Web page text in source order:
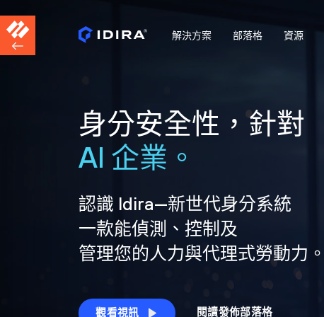
解決方案 部落格 資源
身分安全性，針對
AI 企業。
認識 Idira—新世代身分系統
一款能偵測、控制及
管理您的人力與代理式勞動力。
觀看視訊 閱讀發佈部落格